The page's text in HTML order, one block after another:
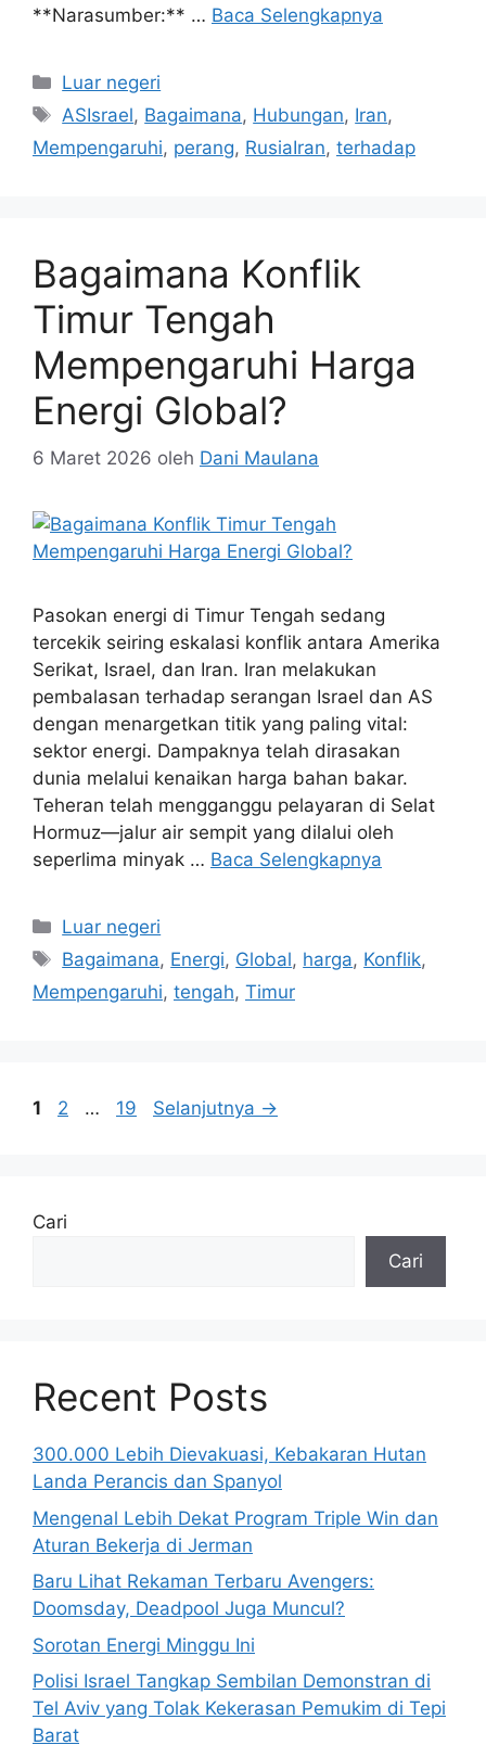
**Narasumber:** … Baca Selengkapnya
Kategori
Luar negeri
Tag
ASIsrael, Bagaimana, Hubungan, Iran,
Mempengaruhi, perang, RusiaIran, terhadap
Bagaimana Konflik
Timur Tengah
Mempengaruhi Harga
Energi Global?
6 Maret 2026 oleh Dani Maulana
Pasokan energi di Timur Tengah sedang
tercekik seiring eskalasi konflik antara Amerika
Serikat, Israel, dan Iran. Iran melakukan
pembalasan terhadap serangan Israel dan AS
dengan menargetkan titik yang paling vital:
sektor energi. Dampaknya telah dirasakan
dunia melalui kenaikan harga bahan bakar.
Teheran telah mengganggu pelayaran di Selat
Hormuz—jalur air sempit yang dilalui oleh
seperlima minyak … Baca Selengkapnya
Kategori
Luar negeri
Tag
Bagaimana, Energi, Global, harga, Konflik,
Mempengaruhi, tengah, Timur
Halaman
1 Halaman
2 … Halaman
19 Selanjutnya →
Cari
Cari
Recent Posts
300.000 Lebih Dievakuasi, Kebakaran Hutan
Landa Perancis dan Spanyol
Mengenal Lebih Dekat Program Triple Win dan
Aturan Bekerja di Jerman
Baru Lihat Rekaman Terbaru Avengers:
Doomsday, Deadpool Juga Muncul?
Sorotan Energi Minggu Ini
Polisi Israel Tangkap Sembilan Demonstran di
Tel Aviv yang Tolak Kekerasan Pemukim di Tepi
Barat